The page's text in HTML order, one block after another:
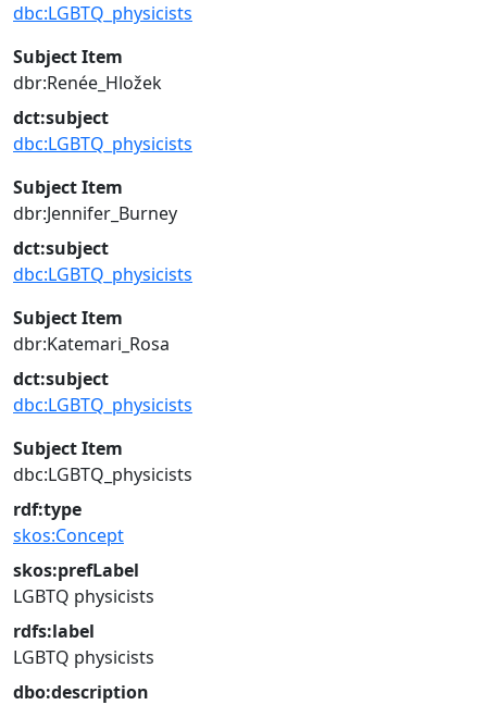
dbc:LGBTQ_physicists
Subject Item
dbr:Renée_Hložek
dct:subject
dbc:LGBTQ_physicists
Subject Item
dbr:Jennifer_Burney
dct:subject
dbc:LGBTQ_physicists
Subject Item
dbr:Katemari_Rosa
dct:subject
dbc:LGBTQ_physicists
Subject Item
dbc:LGBTQ_physicists
rdf:type
skos:Concept
skos:prefLabel
LGBTQ physicists
rdfs:label
LGBTQ physicists
dbo:description